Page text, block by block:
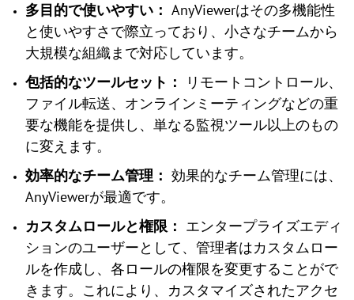
多目的で使いやすい： AnyViewerはその多機能性
と使いやすさで際立っており、小さなチームから
大規模な組織まで対応しています。
包括的なツールセット：
リモートコントロール、
ファイル転送、オンラインミーティングなどの重
要な機能を提供し、単なる監視ツール以上のもの
に変えます。
効率的なチーム管理： 効果的なチーム管理には、
AnyViewerが最適です。
カスタムロールと権限： エンタープライズエディ
ションのユーザーとして、管理者はカスタムロー
ルを作成し、各ロールの権限を変更することがで
きます。これにより、カスタマイズされたアクセ